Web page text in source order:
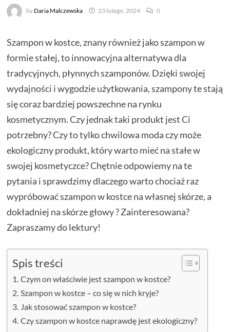
by Daria Malczewska 23 lutego, 2024 0
Szampon w kostce, znany również jako szampon w
formie stałej, to innowacyjna alternatywa dla
tradycyjnych, płynnych szamponów. Dzięki swojej
wydajności i wygodzie użytkowania, szampony te stają
się coraz bardziej powszechne na rynku
kosmetycznym. Czy jednak taki produkt jest Ci
potrzebny? Czy to tylko chwilowa moda czy może
ekologiczny produkt, który warto mieć na stałe w
swojej kosmetyczce? Chętnie odpowiemy na te
pytania i sprawdzimy dlaczego warto chociaż raz
wypróbować szampon w kostce na własnej skórze, a
dokładniej na skórze głowy ? Zainteresowana?
Zapraszamy do lektury!
Spis treści
Czym on właściwie jest szampon w kostce?
Szampon w kostce – co się w nich kryje?
Jak stosować szampon w kostce?
Czy szampon w kostce naprawdę jest ekologiczny?